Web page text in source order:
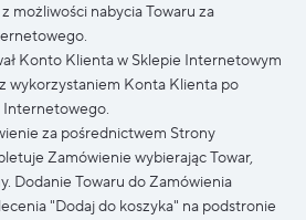
możliwości nabycia Towaru za
Konto Klienta w Sklepie Internetowym
wykorzystaniem Konta Klienta po
Internetowego.
za pośrednictwem Strony
Zamówienie wybierając Towar,
Dodanie Towaru do Zamówienia
"Dodaj do koszyka" na podstronie